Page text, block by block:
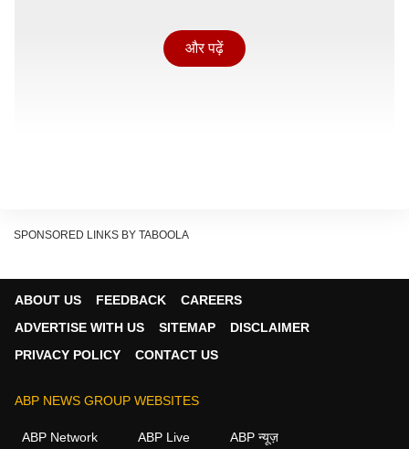
जुड़े नामों को बदलकर इस्लामी,
पाकिस्तान में बदले गए लाहौर की गलियों के नाम
और पढ़ें
SPONSORED LINKS BY TABOOLA
ABOUT US FEEDBACK
CAREERS
ADVERTISE WITH US
SITEMAP
DISCLAIMER
PRIVACY POLICY
CONTACT US
ABP NEWS GROUP WEBSITES
ABP Network ABP Live ABP न्यूज़